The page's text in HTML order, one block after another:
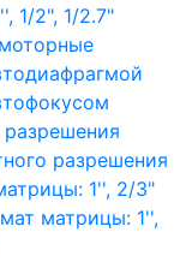
1/2", 1/2.7"
разрешения
1'', 2/3"
матрицы: 1'',